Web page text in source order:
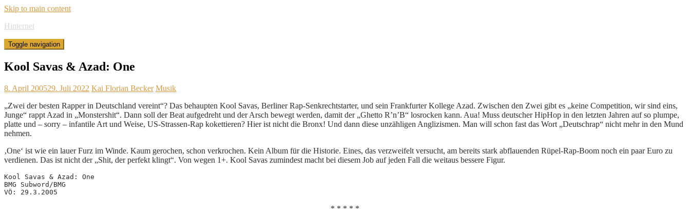
Skip to main content
Hinternet
Toggle navigation
Kool Savas & Azad: One
8. April 200529. Juli 2022 Kai Florian Becker Musik
„Zwei der besten Rapper in Deutschland vereint“? Das behaupten Kool Savas, Berliner Rap-Senkrechtstarter, und sein Frankfurter Kollege Azad. Zwischen den Zwei gibt es „keine Competition, wir sind eins,
Junge“ rappt Azad in „Monstershit“. Dann soll der Beat aufgedreht und der Arsch bewegt werden, damit der „Ghetto R’n’B“ losrocken kann. Aua! Muss deutscher HipHop in den letzten Jahren auf so plumpe,
platte und – sorry – infantile Art und Weise, US-Strassen-Rap kokettieren? Hier ist nicht die Bronx! Und dann diese unzähligen Anglizismen. Man will schon fast das Wort „Deutschrap“ nicht mehr in den Mund
nehmen.
‚One‘ ist wie ein lauer Furz im Winde. Kaum gerochen, schon verkrochen. Kein Album für die Historie. Eines, das verzweifelt versucht, am bereits stark abflauenden Rüpel-Rap-Boom noch ein paar Euro zu
verdienen. Das ist nicht der „Shit, der perfekt klingt“. Von wegen 1+. Kool Savas zumindest macht bei diesem Job auf jeden Fall die weitaus bessere Figur.
Kool Savas & Azad: One
BMG Subword/BMG
VÖ: 29.3.2005
* * * * *